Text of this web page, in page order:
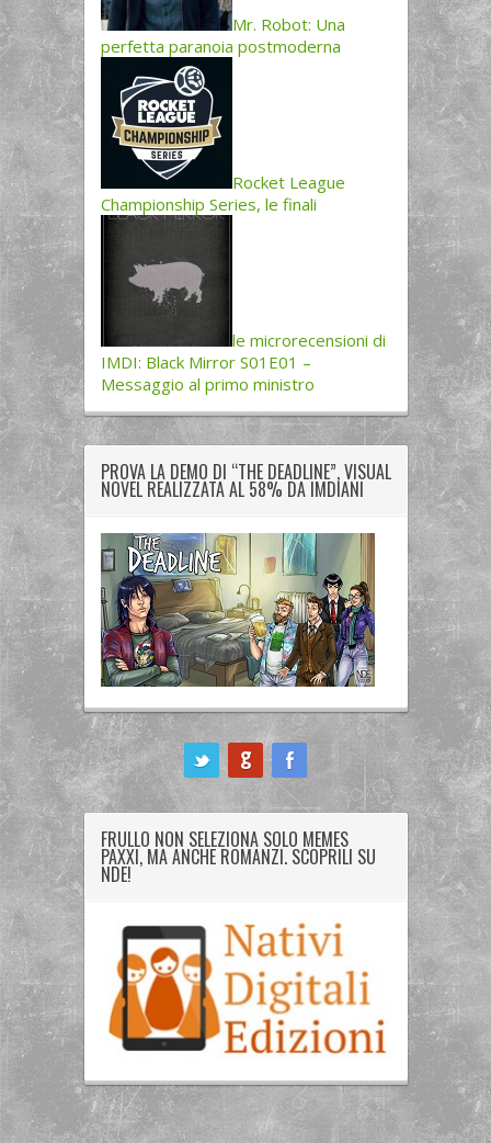
Mr. Robot: Una
perfetta paranoia postmoderna
Rocket League
Championship Series, le finali
le microrecensioni di
IMDI: Black Mirror S01E01 –
Messaggio al primo ministro
PROVA LA DEMO DI “THE DEADLINE”, VISUAL
NOVEL REALIZZATA AL 58% DA IMDIANI
FRULLO NON SELEZIONA SOLO MEMES
PAXXI, MA ANCHE ROMANZI. SCOPRILI SU
NDE!